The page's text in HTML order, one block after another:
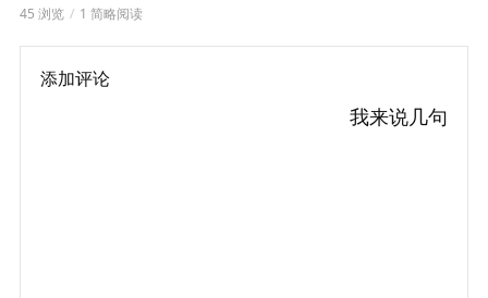
45 浏览 1 简略阅读
添加评论
我来说几句